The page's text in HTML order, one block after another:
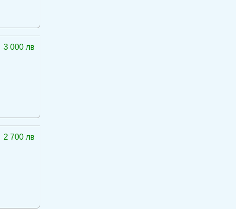
3 000 лв
2 700 лв